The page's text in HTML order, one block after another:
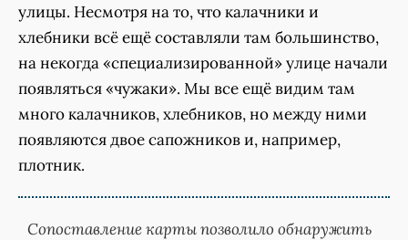
улицы. Несмотря на то, что калачники и
хлебники всё ещё составляли там большинство,
на некогда «специализированной» улице начали
появляться «чужаки». Мы все ещё видим там
много калачников, хлебников, но между ними
появляются двое сапожников и, например,
плотник.
Сопоставление карты позволило обнаружить